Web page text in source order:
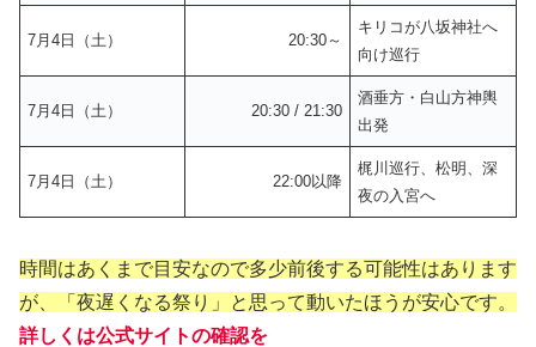
7月4日（土） 20:30～
キリコが八坂神社へ
向け巡行
7月4日（土） 20:30 / 21:30
酒垂方・白山方神輿
出発
7月4日（土） 22:00以降
梶川巡行、松明、深
夜の入宮へ
時間はあくまで目安なので多少前後する可能性はあります
が、「夜遅くなる祭り」と思って動いたほうが安心です。
詳しくは公式サイトの確認を